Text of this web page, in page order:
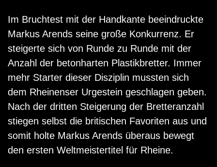
Im Bruchtest mit der Handkante beeindruckte
Markus Arends seine große Konkurrenz. Er
steigerte sich von Runde zu Runde mit der
Anzahl der betonharten Plastikbretter. Immer
mehr Starter dieser Disziplin mussten sich
dem Rheinenser Urgestein geschlagen geben.
Nach der dritten Steigerung der Bretteranzahl
stiegen selbst die britischen Favoriten aus und
somit holte Markus Arends überaus bewegt
den ersten Weltmeistertitel für Rheine.